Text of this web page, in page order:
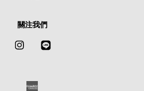
關注我們
Instagram